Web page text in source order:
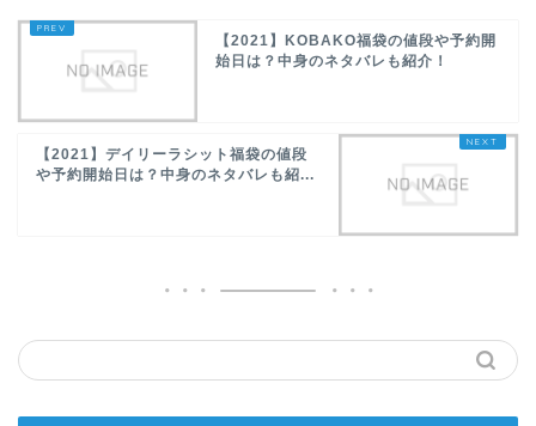
【2021】KOBAKO福袋の値段や予約開
始日は？中身のネタバレも紹介！
【2021】デイリーラシット福袋の値段
や予約開始日は？中身のネタバレも紹...